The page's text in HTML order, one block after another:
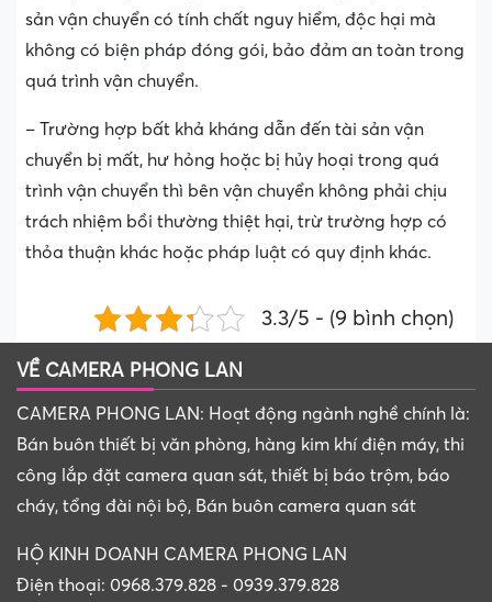
sản vận chuyển có tính chất nguy hiểm, độc hại mà
không có biện pháp đóng gói, bảo đảm an toàn trong
quá trình vận chuyển.
– Trường hợp bất khả kháng dẫn đến tài sản vận
chuyển bị mất, hư hỏng hoặc bị hủy hoại trong quá
trình vận chuyển thì bên vận chuyển không phải chịu
trách nhiệm bồi thường thiệt hại, trừ trường hợp có
thỏa thuận khác hoặc pháp luật có quy định khác.
3.3/5 - (9 bình chọn)
VỀ CAMERA PHONG LAN
CAMERA PHONG LAN: Hoạt động ngành nghề chính là:
Bán buôn thiết bị văn phòng, hàng kim khí điện máy, thi
công lắp đặt camera quan sát, thiết bị báo trộm, báo
cháy, tổng đài nội bộ, Bán buôn camera quan sát
HỘ KINH DOANH CAMERA PHONG LAN
Điện thoại: 0968.379.828 - 0939.379.828